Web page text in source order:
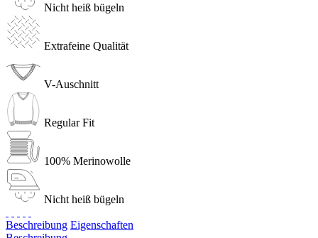
Nicht heiß bügeln
Extrafeine Qualität
V-Auschnitt
Regular Fit
100% Merinowolle
Nicht heiß bügeln
Beschreibung Eigenschaften